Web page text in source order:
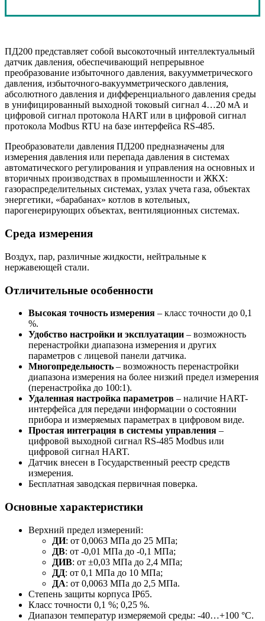
ПД200 представляет собой высокоточный интеллектуальный
датчик давления, обеспечивающий непрерывное
преобразование избыточного давления, вакуумметрического
давления, избыточного-вакуумметрического давления,
абсолютного давления и дифференциального давления среды
в унифицированный выходной токовый сигнал 4…20 мА и
цифровой сигнал протокола HART или в цифровой сигнал
протокола Modbus RTU на базе интерфейса RS-485.
Преобразователи давления ПД200 предназначены для
измерения давления или перепада давления в системах
автоматического регулирования и управления на основных и
вторичных производствах в промышленности и ЖКХ:
газораспределительных системах, узлах учета газа, объектах
энергетики, «барабанах» котлов в котельных,
парогенерирующих объектах, вентиляционных системах.
Среда измерения
Воздух, пар, различные жидкости, нейтральные к
нержавеющей стали.
Отличительные особенности
Высокая точность измерения – класс точности до 0,1
%.
Удобство настройки и эксплуатации – возможность
перенастройки диапазона измерения и других
параметров с лицевой панели датчика.
Многопредельность – возможность перенастройки
диапазона измерения на более низкий предел измерения
(перенастройка до 100:1).
Удаленная настройка параметров – наличие HART-
интерфейса для передачи информации о состоянии
прибора и измеряемых параметрах в цифровом виде.
Простая интеграция в системы управления –
цифровой выходной сигнал RS-485 Modbus или
цифровой сигнал HART.
Датчик внесен в Государственный реестр средств
измерения.
Бесплатная заводская первичная поверка.
Основные характеристики
Верхний предел измерений:
ДИ: от 0,0063 МПа до 25 МПа;
ДВ: от ­-0,01 МПа до -0,1 МПа;
ДИВ: от ±0,03 МПа до 2,4 МПа;
ДД: от 0,1 МПа до 10 МПа;
ДА: от 0,0063 МПа до 2,5 МПа.
Степень защиты корпуса IP65.
Класс точности 0,1 %; 0,25 %.
Диапазон температур измеряемой среды: -40…+100 °С.